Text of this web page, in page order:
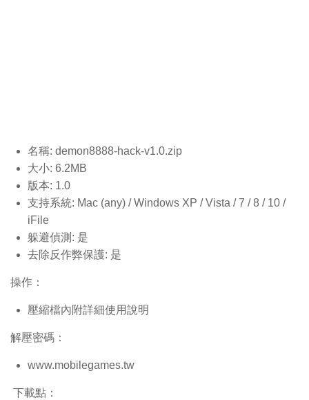
名稱: demon8888-hack-v1.0.zip
大小: 6.2MB
版本: 1.0
支持系統: Mac (any) / Windows XP / Vista / 7 / 8 / 10 /
iFile
躲避偵測: 是
去除反作弊保護: 是
操作：
壓縮檔內附詳細使用說明
解壓密碼：
www.mobilegames.tw
下載點：